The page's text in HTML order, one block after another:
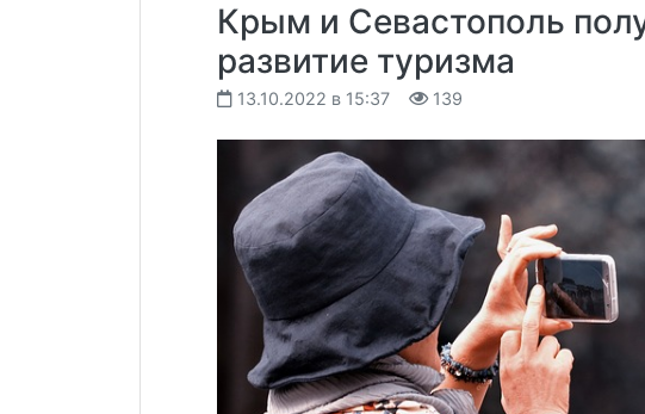
Крым и Севастополь
развитие туризма
13.10.2022 в 15:37 139